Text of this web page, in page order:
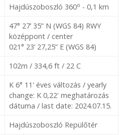
Hajdúszoboszló 360o - 0,1 km
47° 27’ 35” N (WGS 84) RWY
középpont / center
021° 23’ 27,25” E (WGS 84)
102m / 334,6 ft / 22 C
K 6° 11' éves változás / yearly
change: K 0,22' meghatározás
dátuma / last date: 2024.07.15.
Hajdúszoboszló Repülőtér